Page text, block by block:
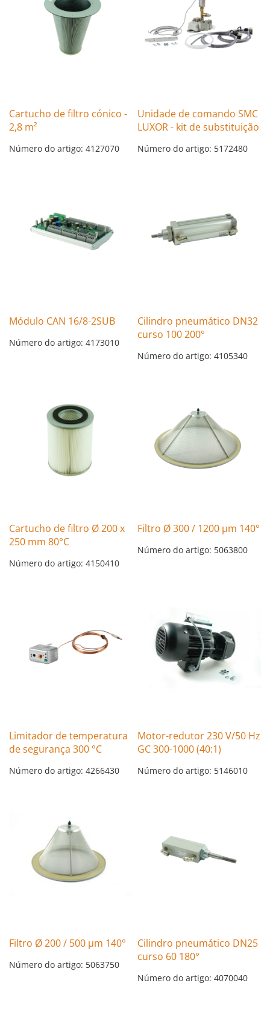
Cartucho de filtro cónico -
2,8 m²
Número do artigo: 4127070
Unidade de comando SMC
LUXOR - kit de substituição
Número do artigo: 5172480
Módulo CAN 16/8-2SUB
Número do artigo: 4173010
Cilindro pneumático DN32
curso 100 200°
Número do artigo: 4105340
Cartucho de filtro Ø 200 x
250 mm 80°C
Número do artigo: 4150410
Filtro Ø 300 / 1200 µm 140°
Número do artigo: 5063800
Limitador de temperatura
de segurança 300 °C
Número do artigo: 4266430
Motor-redutor 230 V/50 Hz
GC 300-1000 (40:1)
Número do artigo: 5146010
Filtro Ø 200 / 500 µm 140°
Número do artigo: 5063750
Cilindro pneumático DN25
curso 60 180°
Número do artigo: 4070040